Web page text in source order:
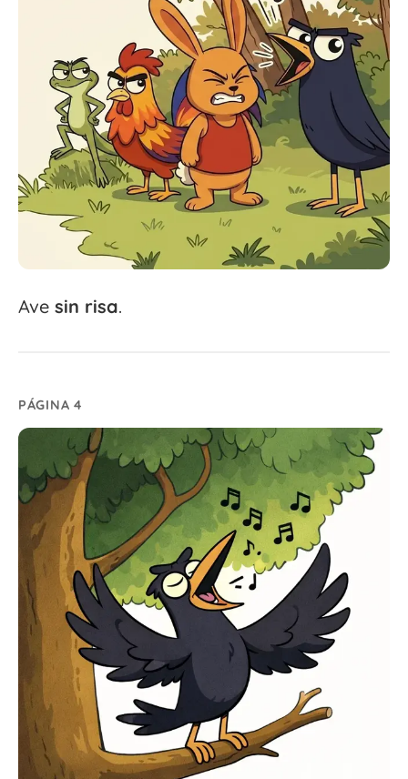
Ave sin risa.
PÁGINA 4